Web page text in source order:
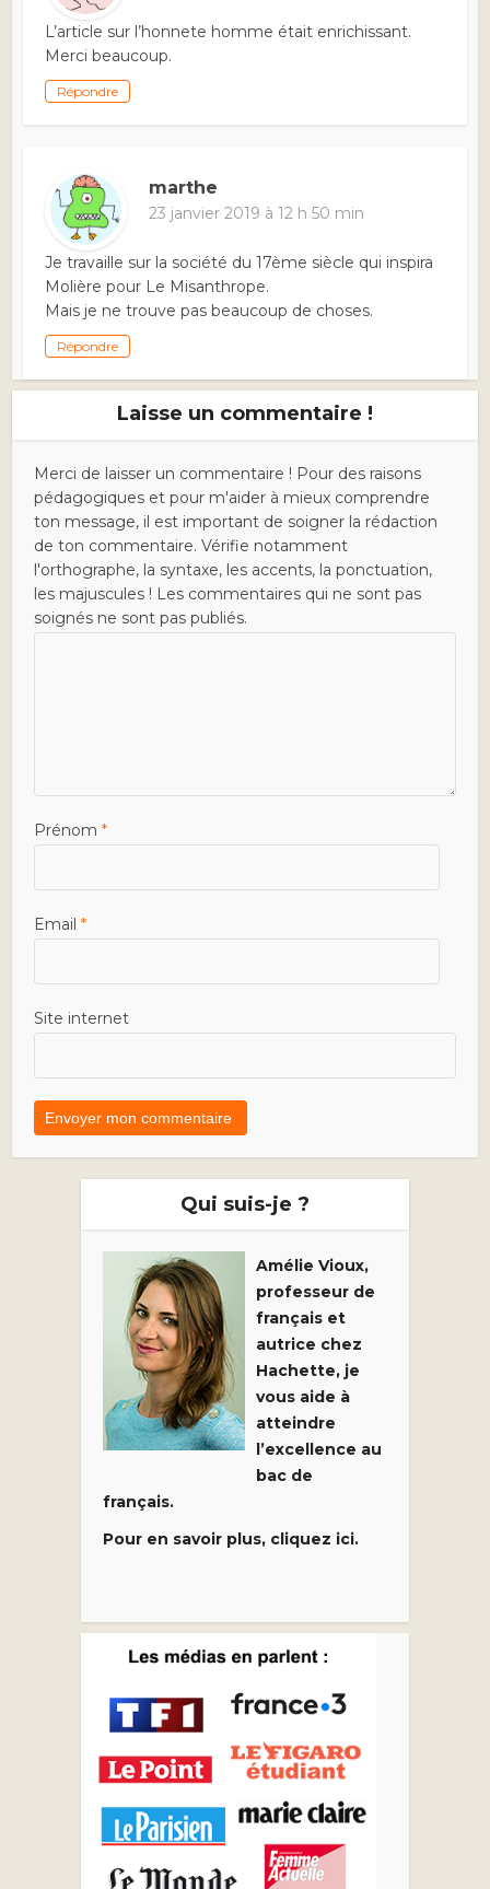
L’article sur l’honnete homme était enrichissant.
Merci beaucoup.
Répondre
marthe
23 janvier 2019 à 12 h 50 min
Je travaille sur la société du 17ème siècle qui inspira
Molière pour Le Misanthrope.
Mais je ne trouve pas beaucoup de choses.
Répondre
Laisse un commentaire !
Merci de laisser un commentaire ! Pour des raisons
pédagogiques et pour m'aider à mieux comprendre
ton message, il est important de soigner la rédaction
de ton commentaire. Vérifie notamment
l'orthographe, la syntaxe, les accents, la ponctuation,
les majuscules ! Les commentaires qui ne sont pas
soignés ne sont pas publiés.
Prénom*
Email*
Site internet
Qui suis-je ?
Amélie Vioux,
professeur de
français et
autrice chez
Hachette, je
vous aide à
atteindre
l’excellence au
bac de
français.
Pour en savoir plus, cliquez ici.